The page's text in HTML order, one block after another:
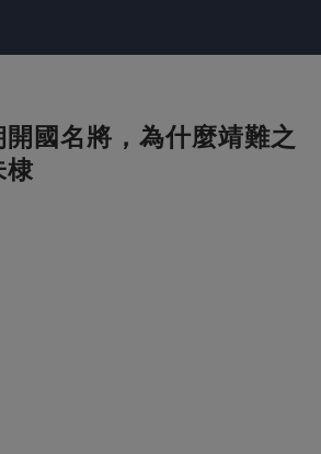
國名將，為什麼靖難之
棣